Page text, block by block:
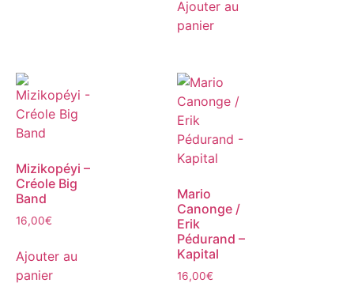
Ajouter au
panier
Mizikopéyi –
Créole Big
Band
16,00€
Ajouter au
panier
Mario
Canonge /
Erik
Pédurand –
Kapital
16,00€